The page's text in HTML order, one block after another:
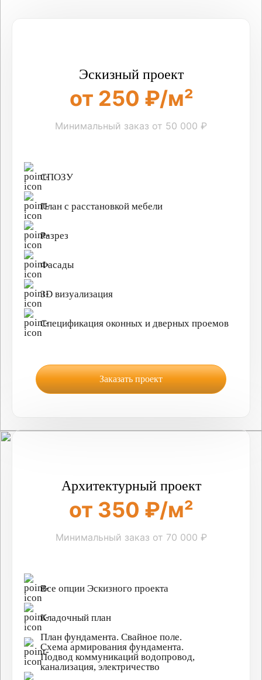
Эскизный проект
от 250 ₽/м²
Минимальный заказ от 50 000 ₽
СПОЗУ
План с расстановкой мебели
Разрез
Фасады
3D визуализация
Спецификация оконных и дверных проемов
Заказать проект
Архитектурный проект
от 350 ₽/м²
Минимальный заказ от 70 000 ₽
Все опции Эскизного проекта
Кладочный план
План фундамента. Свайное поле.
Схема армирования фундамента.
Подвод коммуникаций водопровод,
канализация, электричество